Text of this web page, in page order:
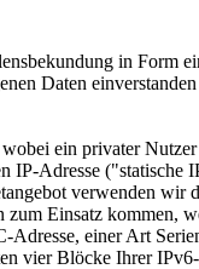
in Form
Daten
ein privater
IP-Adresse ("statische
verwenden wir
zum Einsatz kommen,
einer Art
vier Blöcke Ihrer IPv6-